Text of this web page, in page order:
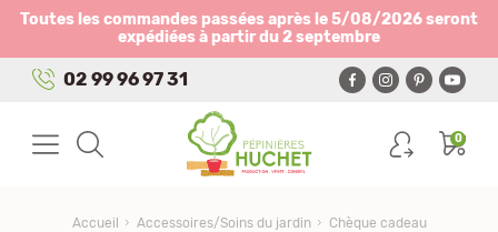
Toutes les commandes passées après le 5/08/2026 seront
expédiées à partir du 2 septembre
02 99 96 97 31
0
Accueil Accessoires/Soins du jardin Chèque cadeau
Panneau de gestion des cookies